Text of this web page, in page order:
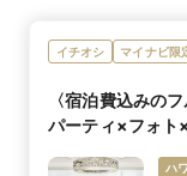
イチオシ マイナビ限
〈宿泊費込みの
パーティ×フォ
ハ